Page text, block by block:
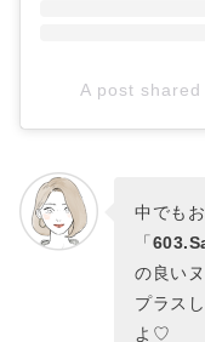
A post
中でも
「
の良い
プラス
よ♡